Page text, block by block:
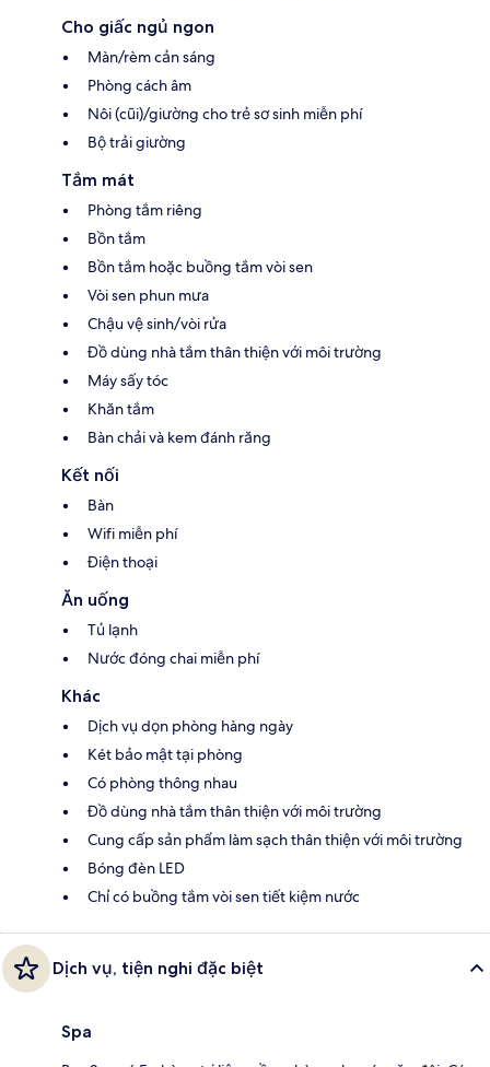
Cho giấc ngủ ngon
Màn/rèm cản sáng
Phòng cách âm
Nôi (cũi)/giường cho trẻ sơ sinh miễn phí
Bộ trải giường
Tắm mát
Phòng tắm riêng
Bồn tắm
Bồn tắm hoặc buồng tắm vòi sen
Vòi sen phun mưa
Chậu vệ sinh/vòi rửa
Đồ dùng nhà tắm thân thiện với môi trường
Máy sấy tóc
Khăn tắm
Bàn chải và kem đánh răng
Kết nối
Bàn
Wifi miễn phí
Điện thoại
Ăn uống
Tủ lạnh
Nước đóng chai miễn phí
Khác
Dịch vụ dọn phòng hàng ngày
Két bảo mật tại phòng
Có phòng thông nhau
Đồ dùng nhà tắm thân thiện với môi trường
Cung cấp sản phẩm làm sạch thân thiện với môi trường
Bóng đèn LED
Chỉ có buồng tắm vòi sen tiết kiệm nước
Dịch vụ, tiện nghi đặc biệt
Spa